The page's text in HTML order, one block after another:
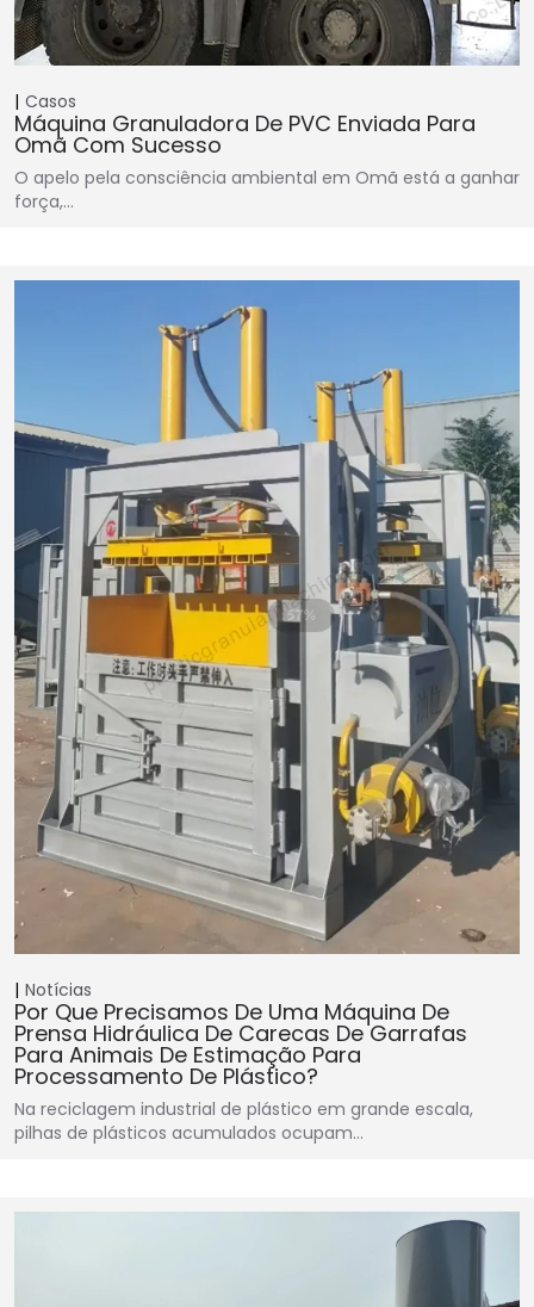
Casos
Máquina Granuladora De PVC Enviada Para
Omã Com Sucesso
O apelo pela consciência ambiental em Omã está a ganhar
força,…
Notícias
Por Que Precisamos De Uma Máquina De
Prensa Hidráulica De Carecas De Garrafas
Para Animais De Estimação Para
Processamento De Plástico?
Na reciclagem industrial de plástico em grande escala,
pilhas de plásticos acumulados ocupam…